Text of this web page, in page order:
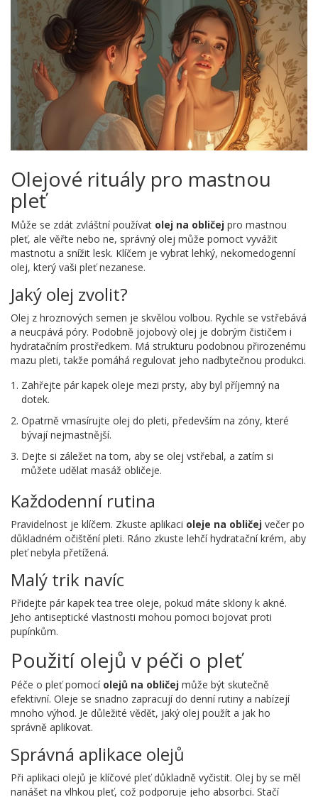
Olejové rituály pro mastnou
pleť
Může se zdát zvláštní používat olej na obličej pro mastnou
pleť, ale věřte nebo ne, správný olej může pomoct vyvážit
mastnotu a snížit lesk. Klíčem je vybrat lehký, nekomedogenní
olej, který vaši pleť nezanese.
Jaký olej zvolit?
Olej z hroznových semen je skvělou volbou. Rychle se vstřebává
a neucpává póry. Podobně jojobový olej je dobrým čističem i
hydratačním prostředkem. Má strukturu podobnou přirozenému
mazu pleti, takže pomáhá regulovat jeho nadbytečnou produkci.
Zahřejte pár kapek oleje mezi prsty, aby byl příjemný na
dotek.
Opatrně vmasírujte olej do pleti, především na zóny, které
bývají nejmastnější.
Dejte si záležet na tom, aby se olej vstřebal, a zatím si
můžete udělat masáž obličeje.
Každodenní rutina
Pravidelnost je klíčem. Zkuste aplikaci oleje na obličej večer po
důkladném očištění pleti. Ráno zkuste lehčí hydratační krém, aby
pleť nebyla přetížená.
Malý trik navíc
Přidejte pár kapek tea tree oleje, pokud máte sklony k akné.
Jeho antiseptické vlastnosti mohou pomoci bojovat proti
pupínkům.
Použití olejů v péči o pleť
Péče o pleť pomocí olejů na obličej může být skutečně
efektivní. Oleje se snadno zapracují do denní rutiny a nabízejí
mnoho výhod. Je důležité vědět, jaký olej použít a jak ho
správně aplikovat.
Správná aplikace olejů
Při aplikaci olejů je klíčové pleť důkladně vyčistit. Olej by se měl
nanášet na vlhkou pleť, což podporuje jeho absorbci. Stačí